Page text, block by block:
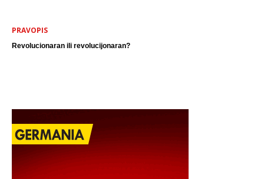
PRAVOPIS
Revolucionaran ili revolucijonaran?